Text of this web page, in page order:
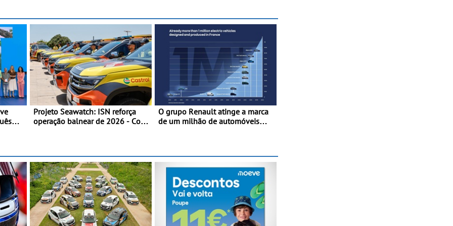
afinação do veículo
Projeto Seawatch: ISN reforça
operação balnear de 2026 - Com
O grupo Renault atinge a marca
de um milhão de automóveis